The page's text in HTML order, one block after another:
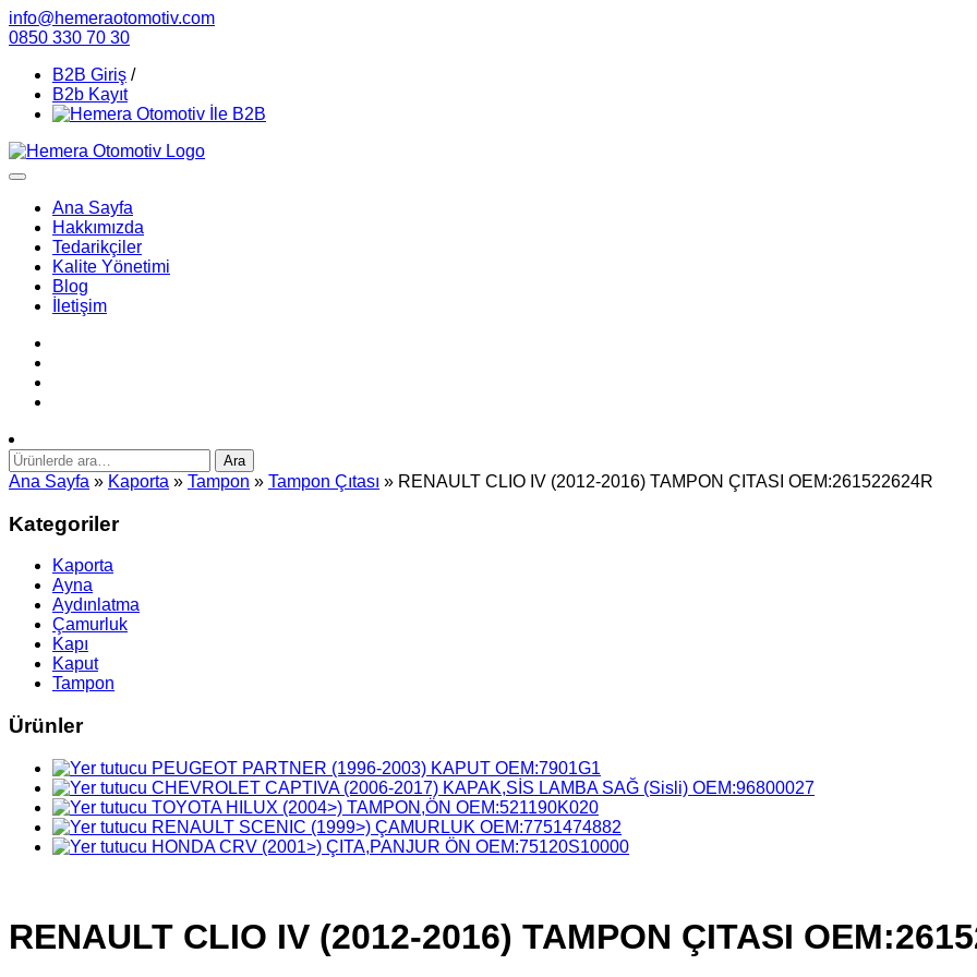
info@hemeraotomotiv.com
0850 330 70 30
B2B Giriş /
B2b Kayıt
Ana Sayfa
Hakkımızda
Tedarikçiler
Kalite Yönetimi
Blog
İletişim
Ara: Ara
Ana Sayfa » Kaporta » Tampon » Tampon Çıtası » RENAULT CLIO IV (2012-2016) TAMPON ÇITASI OEM:261522624R
Kategoriler
Kaporta
Ayna
Aydınlatma
Çamurluk
Kapı
Kaput
Tampon
Ürünler
PEUGEOT PARTNER (1996-2003) KAPUT OEM:7901G1
CHEVROLET CAPTIVA (2006-2017) KAPAK,SİS LAMBA SAĞ (Sisli) OEM:96800027
TOYOTA HILUX (2004>) TAMPON,ÖN OEM:521190K020
RENAULT SCENIC (1999>) ÇAMURLUK OEM:7751474882
HONDA CRV (2001>) ÇITA,PANJUR ÖN OEM:75120S10000
RENAULT CLIO IV (2012-2016) TAMPON ÇITASI